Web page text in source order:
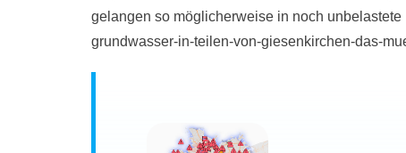
gelangen so möglicherweise in noch
grundwasser-in-teilen-von-giesenkirchen-das-